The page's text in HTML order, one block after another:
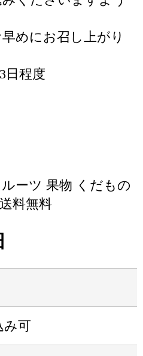
めにお召し上がり
日程度
ーツ 果物 くだもの
料無料
み可